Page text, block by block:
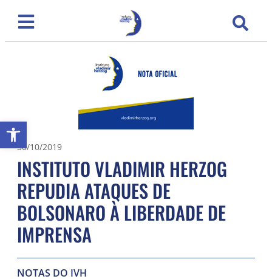
Abrir a barra de ferramentas
30/10/2019
INSTITUTO VLADIMIR HERZOG
REPUDIA ATAQUES DE
BOLSONARO À LIBERDADE DE
IMPRENSA
NOTAS DO IVH